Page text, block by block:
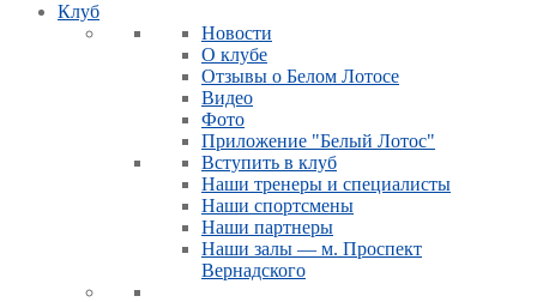
Клуб
Новости
О клубе
Отзывы о Белом Лотосе
Видео
Фото
Приложение "Белый Лотос"
Вступить в клуб
Наши тренеры и специалисты
Наши спортсмены
Наши партнеры
Наши залы — м. Проспект
Вернадского